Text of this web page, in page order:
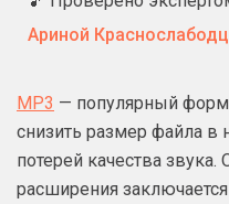
Ариной
MP3 — популярный
снизить размер файла в
потерей качества звука.
расширения